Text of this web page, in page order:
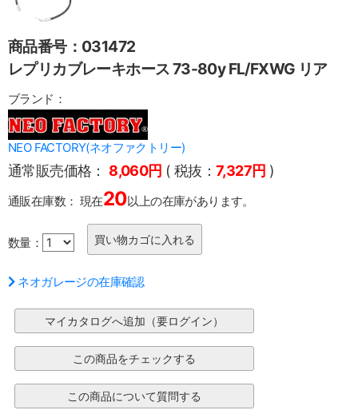
商品番号：031472
レプリカブレーキホース 73-80y FL/FXWG リア
ブランド：
NEO FACTORY(ネオファクトリー)
通常販売価格： 8,060円 ( 税抜：7,327円 )
通販在庫数： 現在20以上の在庫があります。
数量：
ネオガレージの在庫確認